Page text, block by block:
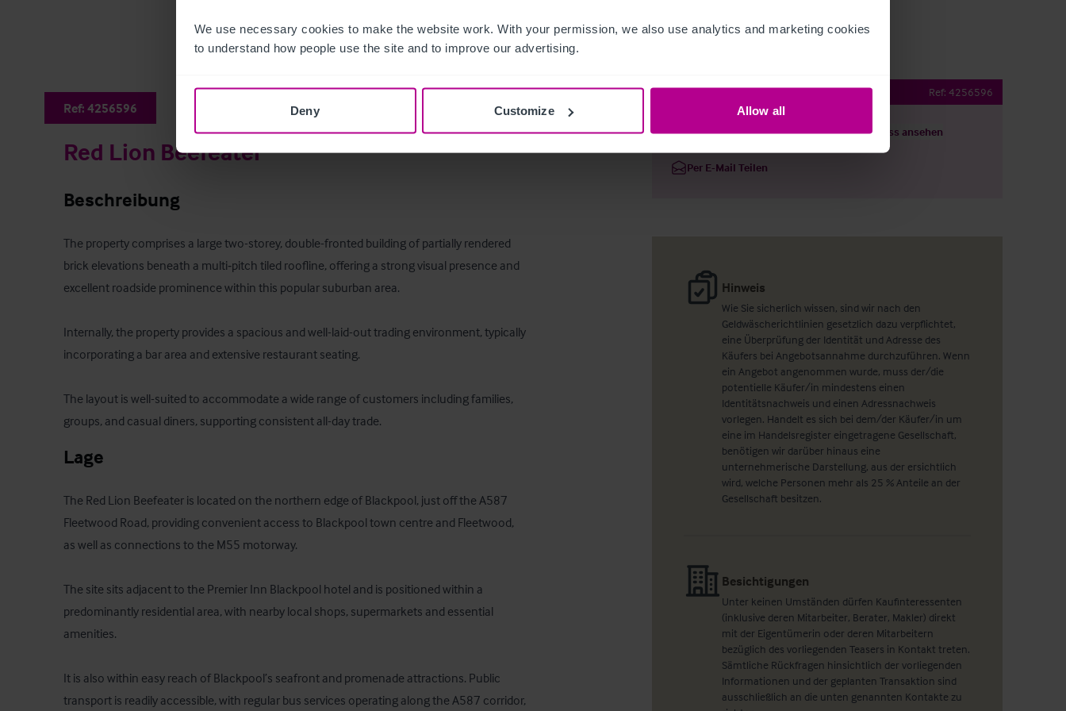
We use necessary cookies to make the website work. With your permission, we also use analytics and marketing cookies
to understand how people use the site and to improve our advertising.
Deny Customize Allow all
Ref: 4256596
Red Lion Beefeater
Beschreibung
The property comprises a large two-storey, double-fronted building of partially rendered
brick elevations beneath a multi‑pitch tiled roofline, offering a strong visual presence and
excellent roadside prominence within this popular suburban area.
Internally, the property provides a spacious and well-laid-out trading environment, typically
incorporating a bar area and extensive restaurant seating.
The layout is well-suited to accommodate a wide range of customers including families,
groups, and casual diners, supporting consistent all-day trade.
Lage
The Red Lion Beefeater is located on the northern edge of Blackpool, just off the A587
Fleetwood Road, providing convenient access to Blackpool town centre and Fleetwood,
as well as connections to the M55 motorway.
The site sits adjacent to the Premier Inn Blackpool hotel and is positioned within a
predominantly residential area, with nearby local shops, supermarkets and essential
amenities.
It is also within easy reach of Blackpool’s seafront and promenade attractions. Public
transport is readily accessible, with regular bus services operating along the A587 corridor,
Freehold Bar and Restaurant Ref: 4256596
Details herunterladen Grundriss ansehen
Per E-Mail Teilen
Hinweis
Wie Sie sicherlich wissen, sind wir nach den
Geldwäscherichtlinien gesetzlich dazu verpflichtet,
eine Überprüfung der Identität und Adresse des
Käufers bei Angebotsannahme durchzuführen. Wenn
ein Angebot angenommen wurde, muss der/die
potentielle Käufer/in mindestens einen
Identitätsnachweis und einen Adressnachweis
vorlegen. Handelt es sich bei dem/der Käufer/in um
eine im Handelsregister eingetragene Gesellschaft,
benötigen wir darüber hinaus eine
unternehmerische Darstellung, aus der ersichtlich
wird, welche Personen mehr als 25 % Anteile an der
Gesellschaft besitzen.
Besichtigungen
Unter keinen Umständen dürfen Kaufinteressenten
(inklusive deren Mitarbeiter, Berater, Makler) direkt
mit der Eigentümerin oder deren Mitarbeitern
bezüglich des vorliegenden Teasers in Kontakt treten.
Sämtliche Rückfragen hinsichtlich der vorliegenden
Informationen und der geplanten Transaktion sind
ausschließlich an die unten genannten Kontakte zu